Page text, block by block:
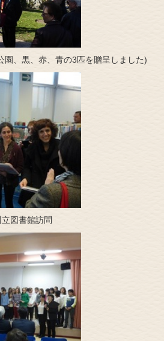
園、黒、赤、青の3匹を贈呈しました)
図書館訪問